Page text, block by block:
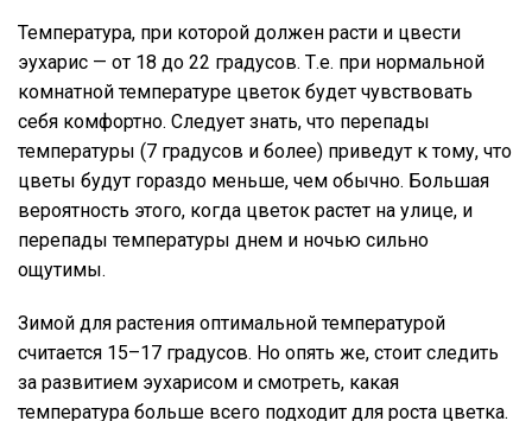
Температура, при которой должен расти и цвести
эухарис — от 18 до 22 градусов. Т.е. при нормальной
комнатной температуре цветок будет чувствовать
себя комфортно. Следует знать, что перепады
температуры (7 градусов и более) приведут к тому, что
цветы будут гораздо меньше, чем обычно. Большая
вероятность этого, когда цветок растет на улице, и
перепады температуры днем и ночью сильно
ощутимы.
Зимой для растения оптимальной температурой
считается 15–17 градусов. Но опять же, стоит следить
за развитием эухарисом и смотреть, какая
температура больше всего подходит для роста цветка.